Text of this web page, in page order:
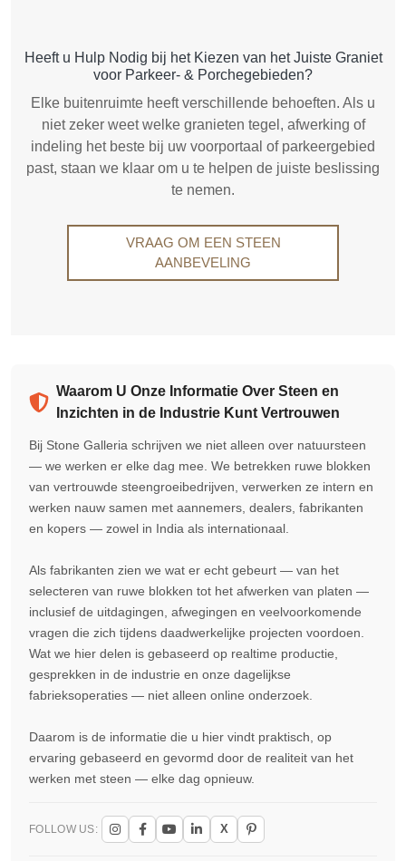
Heeft u Hulp Nodig bij het Kiezen van het Juiste Graniet
voor Parkeer- & Porchegebieden?
Elke buitenruimte heeft verschillende behoeften. Als u
niet zeker weet welke granieten tegel, afwerking of
indeling het beste bij uw voorportaal of parkeergebied
past, staan we klaar om u te helpen de juiste beslissing
te nemen.
VRAAG OM EEN STEEN
AANBEVELING
Waarom U Onze Informatie Over Steen en
Inzichten in de Industrie Kunt Vertrouwen
Bij Stone Galleria schrijven we niet alleen over natuursteen
— we werken er elke dag mee. We betrekken ruwe blokken
van vertrouwde steengroeibedrijven, verwerken ze intern en
werken nauw samen met aannemers, dealers, fabrikanten
en kopers — zowel in India als internationaal.
Als fabrikanten zien we wat er echt gebeurt — van het
selecteren van ruwe blokken tot het afwerken van platen —
inclusief de uitdagingen, afwegingen en veelvoorkomende
vragen die zich tijdens daadwerkelijke projecten voordoen.
Wat we hier delen is gebaseerd op realtime productie,
gesprekken in de industrie en onze dagelijkse
fabrieksoperaties — niet alleen online onderzoek.
Daarom is de informatie die u hier vindt praktisch, op
ervaring gebaseerd en gevormd door de realiteit van het
werken met steen — elke dag opnieuw.
FOLLOW US: X